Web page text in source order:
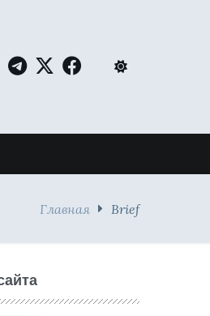
Главная Brief